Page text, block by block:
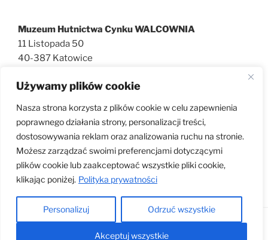
Używamy plików cookie
Nasza strona korzysta z plików cookie w celu zapewnienia
poprawnego działania strony, personalizacji treści,
dostosowywania reklam oraz analizowania ruchu na stronie.
Możesz zarządzać swoimi preferencjami dotyczącymi
plików cookie lub zaakceptować wszystkie pliki cookie,
klikając poniżej. Polityka prywatności
Personalizuj Odrzuć wszystkie
Akceptuj wszystkie
Muzeum Hutnictwa Cynku WALCOWNIA
11 Listopada 50
40-387 Katowice
walcownia@muzeatechniki.pl
KLAUZULA RODO
Dumnie wspierane przez WordPress